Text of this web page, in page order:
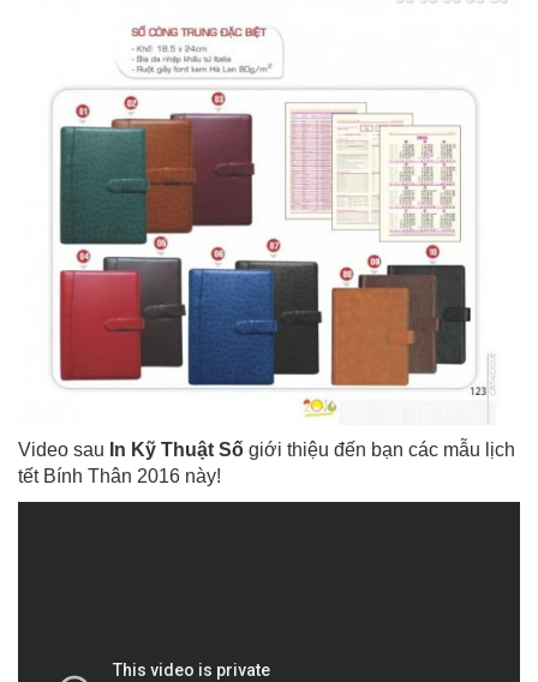
Video sau In Kỹ Thuật Số giới thiệu đến bạn các mẫu lịch
tết Bính Thân 2016 này!